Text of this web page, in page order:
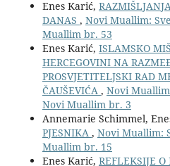
Enes Karić,
DANAS , Novi Muallim:
Muallim br. 53
Enes Karić, ISLAMSKO
HERCEGOVINI NA
PROSVJETITELJSKI RAD
ČAUŠEVIĆA , Novi
Novi Muallim br. 3
Annemarie Schimmel,
PJESNIKA , Novi Muallim:
Muallim br. 15
Enes Karić, REFLEKSIJE